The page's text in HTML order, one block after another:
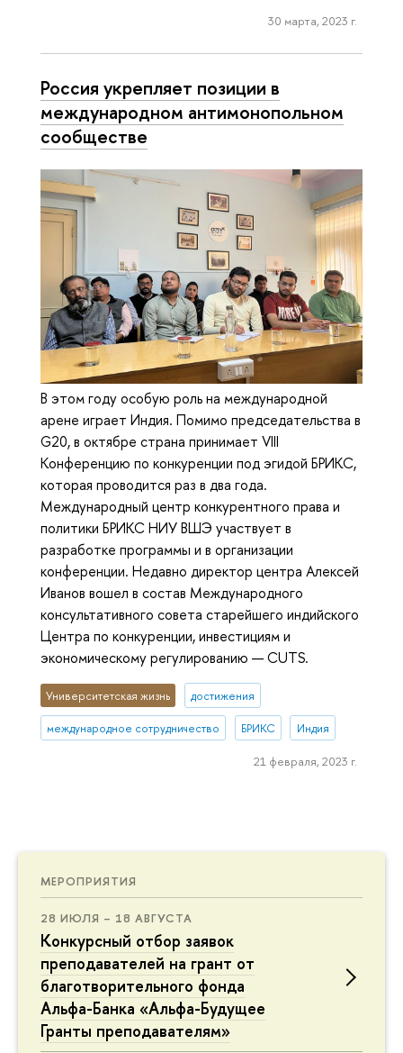
МЕРОПРИЯТИЯ
28 ИЮЛЯ – 18 АВГУСТА
Конкурсный отбор заявок
преподавателей на грант от
благотворительного фонда
Альфа-Банка «Альфа-Будущее
Гранты преподавателям»
30 марта, 2023 г.
Россия укрепляет позиции в
международном антимонопольном
сообществе
В этом году особую роль на международной
арене играет Индия. Помимо председательства в
G20, в октябре страна принимает VIII
Конференцию по конкуренции под эгидой БРИКС,
которая проводится раз в два года.
Международный центр конкурентного права и
политики БРИКС НИУ ВШЭ участвует в
разработке программы и в организации
конференции. Недавно директор центра Алексей
Иванов вошел в состав Международного
консультативного совета старейшего индийского
Центра по конкуренции, инвестициям и
экономическому регулированию — CUTS.
Университетская жизнь достижения
международное сотрудничество БРИКС Индия
21 февраля, 2023 г.